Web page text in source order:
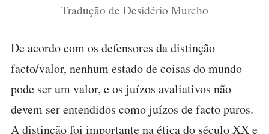
Tradução de Desidério Murcho
De acordo com os defensores da distinção
facto/valor, nenhum estado de coisas do mundo
pode ser um valor, e os juízos avaliativos não
devem ser entendidos como juízos de facto puros.
A distinção foi importante na ética do século XX e